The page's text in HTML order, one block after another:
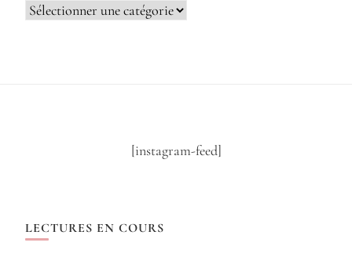
Catégories
[instagram-feed]
LECTURES EN COURS